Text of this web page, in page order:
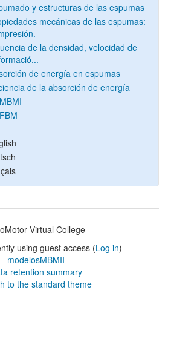
y estructuras de las espumas
mecánicas de las espumas:
de la densidad, velocidad de
de energía en espumas
de la absorción de energía
Virtual College
using guest access (Log in)
modelosMBMII
retention summary
to the standard theme